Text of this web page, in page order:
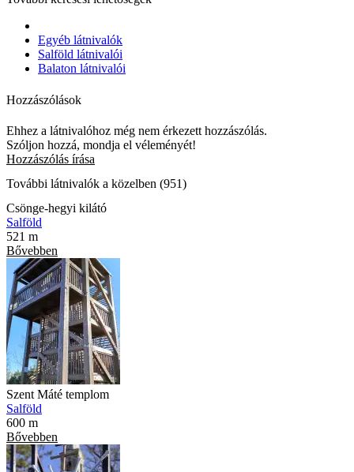
Egyéb látnivalók
Salföld látnivalói
Balaton látnivalói
Hozzászólások
Ehhez a látnivalóhoz még nem érkezett hozzászólás.
Szóljon hozzá, mondja el véleményét!
Hozzászólás írása
További látnivalók a közelben (951)
Csönge-hegyi kilátó
Salföld
521 m
Bővebben
Szent Máté templom
Salföld
600 m
Bővebben